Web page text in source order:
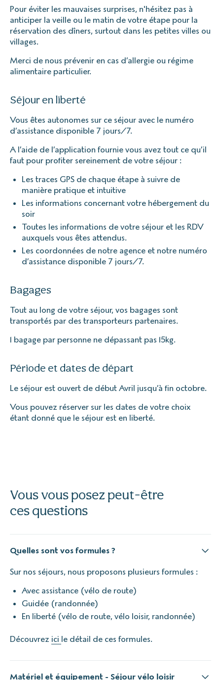
Pour éviter les mauvaises surprises, n'hésitez pas à
anticiper la veille ou le matin de votre étape pour la
réservation des dîners, surtout dans les petites villes ou
villages.
Merci de nous prévenir en cas d’allergie ou régime
alimentaire particulier.
Séjour en liberté
Vous êtes autonomes sur ce séjour avec le numéro
d’assistance disponible 7 jours/7.
A l’aide de l’application fournie vous avez tout ce qu’il
faut pour profiter sereinement de votre séjour :
Les traces GPS de chaque étape à suivre de
manière pratique et intuitive
Les informations concernant votre hébergement du
soir
Toutes les informations de votre séjour et les RDV
auxquels vous êtes attendus.
Les coordonnées de notre agence et notre numéro
d’assistance disponible 7 jours/7.
Bagages
Tout au long de votre séjour, vos bagages sont
transportés par des transporteurs partenaires.
1 bagage par personne ne dépassant pas 15kg.
Période et dates de départ
Le séjour est ouvert de début Avril jusqu’à fin octobre.
Vous pouvez réserver sur les dates de votre choix
étant donné que le séjour est en liberté.
Vous vous posez peut-être
ces questions
Quelles sont vos formules ?
Sur nos séjours, nous proposons plusieurs formules :
Avec assistance (vélo de route)
Guidée (randonnée)
En liberté (vélo de route, vélo loisir, randonnée)
Découvrez ici le détail de ces formules.
Matériel et équipement - Séjour vélo loisir